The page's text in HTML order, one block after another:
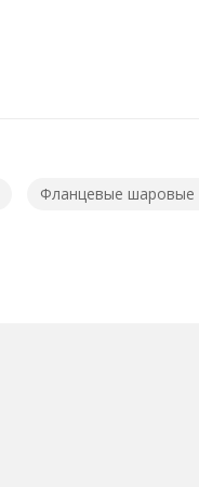
Фланцевые шаровые